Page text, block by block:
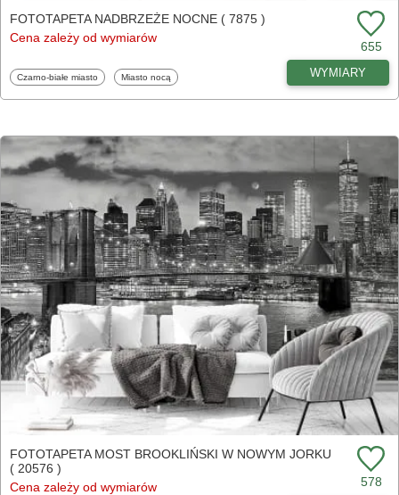
FOTOTAPETA NADBRZEŻE NOCNE ( 7875 )
Cena zależy od wymiarów
655
Fototapety
Czarno-białe miasto Fototapety
Miasto nocą WYMIARY
FOTOTAPETA MOST BROOKLIŃSKI W NOWYM JORKU
( 20576 )
Cena zależy od wymiarów
578